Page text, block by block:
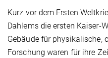
Kurz vor dem Ersten
Dahlems die ersten Kaiser-
Gebäude für physikalische,
Forschung waren für ihre